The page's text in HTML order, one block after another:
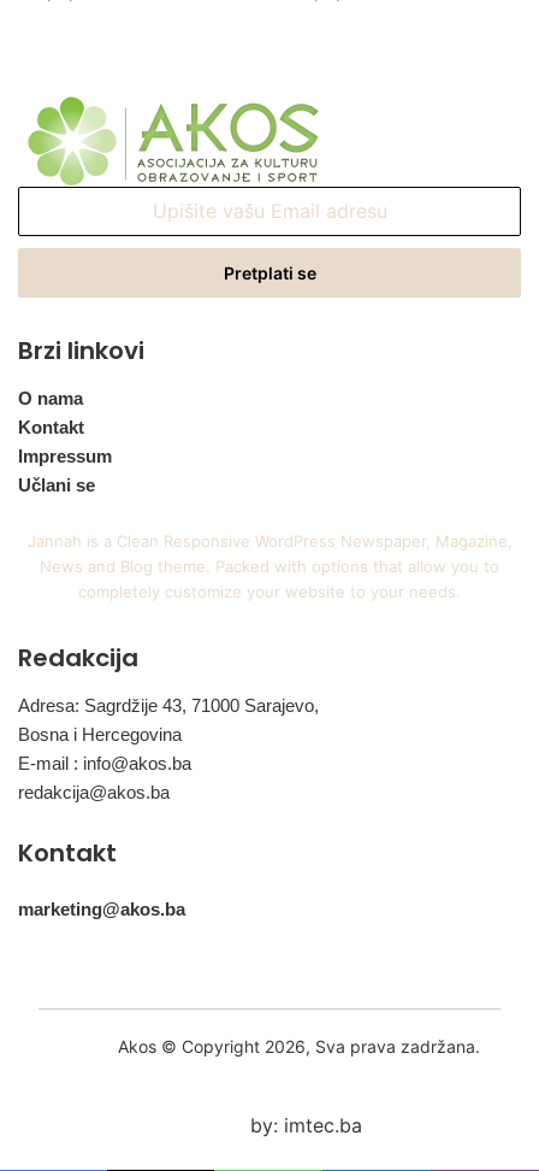
Email
Brzi linkovi
O nama
Kontakt
Impressum
Učlani se
Jannah is a Clean Responsive WordPress Newspaper, Magazine,
News and Blog theme. Packed with options that allow you to
completely customize your website to your needs.
Redakcija
Adresa: Sagrdžije 43, 71000 Sarajevo,
Bosna i Hercegovina
E-mail : info@akos.ba
redakcija@akos.ba
Kontakt
marketing@akos.ba
Akos © Copyright 2026, Sva prava zadržana.
by: imtec.ba